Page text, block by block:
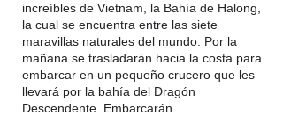
increíbles de Vietnam, la Bahía de Halong,
la cual se encuentra entre las siete
maravillas naturales del mundo. Por la
mañana se trasladarán hacia la costa para
embarcar en un pequeño crucero que les
llevará por la bahía del Dragón
Descendente. Embarcarán